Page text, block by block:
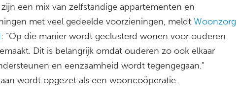
een mix van zelfstandige appartementen en
met veel gedeelde voorzieningen, meldt Woonzorg
: “Op die manier wordt geclusterd wonen voor ouderen
Dit is belangrijk omdat ouderen zo ook elkaar
en eenzaamheid wordt tegengegaan.”
wordt opgezet als een wooncoöperatie.